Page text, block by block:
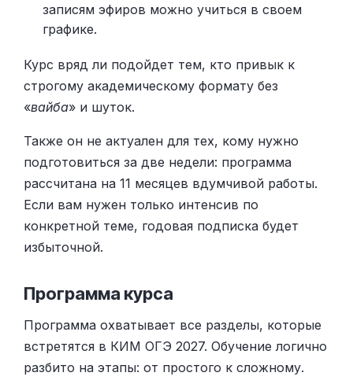
записям эфиров можно учиться в своем
графике.
Курс вряд ли подойдет тем, кто привык к
строгому академическому формату без
«вайба» и шуток.
Также он не актуален для тех, кому нужно
подготовиться за две недели: программа
рассчитана на 11 месяцев вдумчивой работы.
Если вам нужен только интенсив по
конкретной теме, годовая подписка будет
избыточной.
Программа курса
Программа охватывает все разделы, которые
встретятся в КИМ ОГЭ 2027. Обучение логично
разбито на этапы: от простого к сложному.